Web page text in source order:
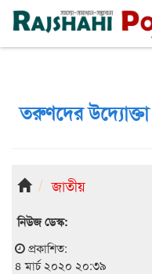
রাজশাহী শনিবার, ৮ই আগস্ট
তরুণদের উদ্যোক্তা
জাতীয়
নিউজ ডেস্ক:
প্রকাশিত:
৪ মার্চ ২০২০ ২০:৩৯